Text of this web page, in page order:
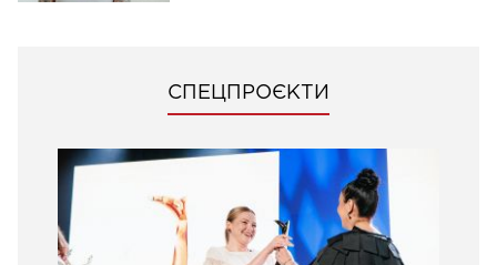
СПЕЦПРОЄКТИ